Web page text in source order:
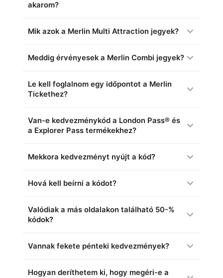
akarom?
Mik azok a Merlin Multi Attraction jegyek?
Meddig érvényesek a Merlin Combi jegyek?
Le kell foglalnom egy időpontot a Merlin
Tickethez?
Van-e kedvezménykód a London Pass® és
a Explorer Pass termékekhez?
Mekkora kedvezményt nyújt a kód?
Hová kell beírni a kódot?
Valódiak a más oldalakon található 50-%
kódok?
Vannak fekete pénteki kedvezmények?
Hogyan deríthetem ki, hogy megéri-e a